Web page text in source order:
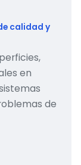
calidad y
en
de